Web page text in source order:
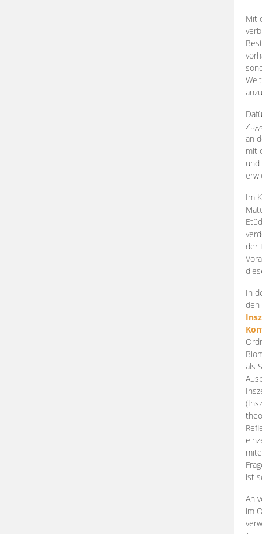
Mit
an
mit
und
Im
der
In
den
als
ist
An
im